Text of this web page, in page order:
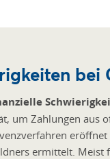
um Zahlungen aus
ermittelt.